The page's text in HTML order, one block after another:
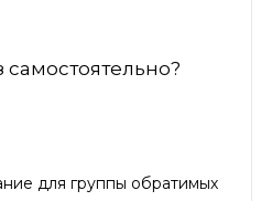
для группы обратимых